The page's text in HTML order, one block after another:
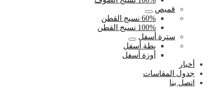
قميص
60% نسيج القطن
100% نسيج القطن
سترة أسفل
بطة أسفل
أوزة أسفل
أخبار
جدول المقاسات
اتصل بنا